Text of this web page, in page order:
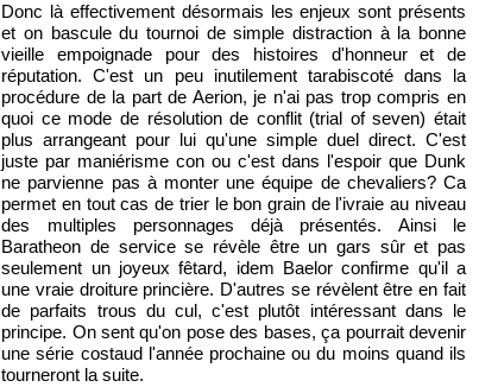
Donc là effectivement désormais les enjeux sont présents
et on bascule du tournoi de simple distraction à la bonne
vieille empoignade pour des histoires d'honneur et de
réputation. C'est un peu inutilement tarabiscoté dans la
procédure de la part de Aerion, je n'ai pas trop compris en
quoi ce mode de résolution de conflit (trial of seven) était
plus arrangeant pour lui qu'une simple duel direct. C'est
juste par maniérisme con ou c'est dans l'espoir que Dunk
ne parvienne pas à monter une équipe de chevaliers? Ca
permet en tout cas de trier le bon grain de l'ivraie au niveau
des multiples personnages déjà présentés. Ainsi le
Baratheon de service se révèle être un gars sûr et pas
seulement un joyeux fêtard, idem Baelor confirme qu'il a
une vraie droiture princière. D'autres se révèlent être en fait
de parfaits trous du cul, c'est plutôt intéressant dans le
principe. On sent qu'on pose des bases, ça pourrait devenir
une série costaud l'année prochaine ou du moins quand ils
tourneront la suite.